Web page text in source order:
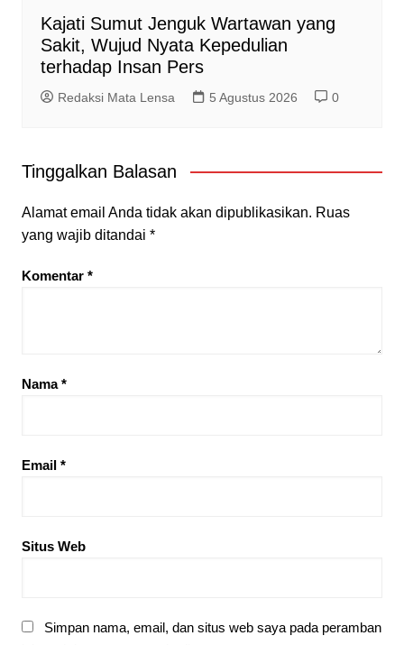
Kajati Sumut Jenguk Wartawan yang
Sakit, Wujud Nyata Kepedulian
terhadap Insan Pers
Redaksi Mata Lensa 5 Agustus 2026 0
Tinggalkan Balasan
Alamat email Anda tidak akan dipublikasikan. Ruas
yang wajib ditandai *
Komentar *
Nama*
Email *
Situs Web
Simpan nama, email, dan situs web saya pada peramban